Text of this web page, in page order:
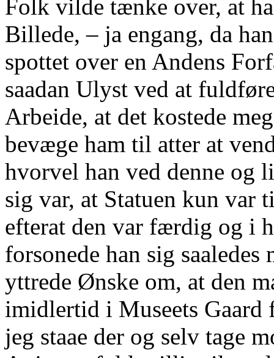
Folk vilde tænke over, at
Billede, – ja engang, da
spottet over en Andens
saadan Ulyst ved at
Arbeide, at det kostede
bevæge ham til atter at
hvorvel han ved denne og
sig var, at Statuen kun var
efterat den var færdig og i
forsonede han sig saaledes
yttrede Ønske om, at den
imidlertid i Museets Gaard
jeg staae der og selv tage